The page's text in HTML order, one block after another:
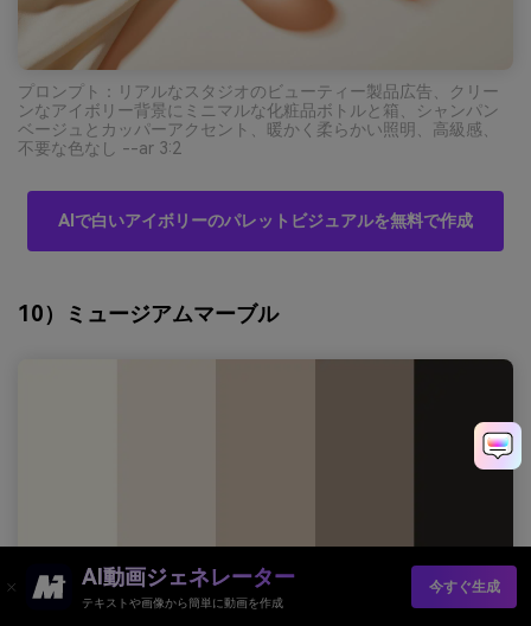
プロンプト：リアルなスタジオのビューティー製品広告、クリー
ンなアイボリー背景にミニマルな化粧品ボトルと箱、シャンパン
ベージュとカッパーアクセント、暖かく柔らかい照明、高級感、
不要な色なし --ar 3:2
AIで白いアイボリーのパレットビジュアルを無料で作成
10）ミュージアムマーブル
AI動画ジェネレーター
テキストや画像から簡単に動画を作成
今すぐ生成